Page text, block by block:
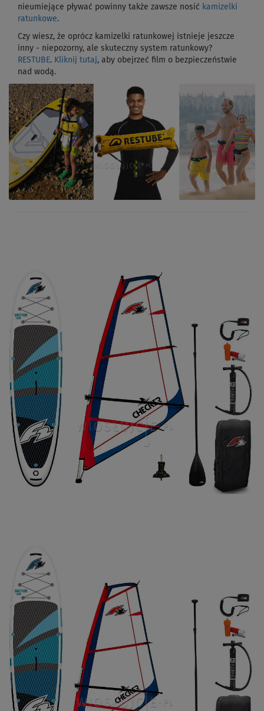
nieumiejące pływać powinny także zawsze nosić kamizelki
ratunkowe.
Czy wiesz, że oprócz kamizelki ratunkowej istnieje jeszcze
inny - niepozorny, ale skuteczny system ratunkowy?
RESTUBE. Kliknij tutaj, aby obejrzeć film o bezpieczeństwie
nad wodą.